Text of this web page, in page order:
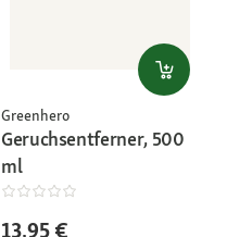
Greenhero
Geruchsentferner, 500
ml
13,95 €